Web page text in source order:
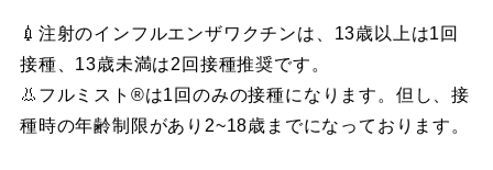
💉注射のインフルエンザワクチンは、13歳以上は1回
接種、13歳未満は2回接種推奨です。
👃フルミスト®︎は1回のみの接種になります。但し、接
種時の年齢制限があり2~18歳までになっております。